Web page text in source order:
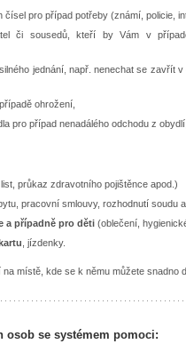
pro případ potřeby (známí, policie,
či sousedů, kteří by Vám v
jednání, např. nenechat se zavřít
ohrožení,
pro případ nenadálého odchodu z
průkaz zdravotního pojištěnce apod.)
pracovní smlouvy, rozhodnutí soudu
a případně pro děti(oblečení,
, jízdenky.
místě, kde se k němu můžete snadno
osob se systémem pomoci: